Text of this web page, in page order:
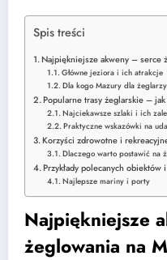
Spis treści
Najpiękniejsze akweny – serce
Główne jeziora i ich atrakcje
Dla kogo Mazury dla
Popularne trasy żeglarskie –
Najciekawsze szlaki i ich
Praktyczne wskazówki na
Korzyści zdrowotne i
Dlaczego warto postawić na
Przykłady polecanych
Najlepsze mariny i porty
Najpiękniejsze
żeglowania na